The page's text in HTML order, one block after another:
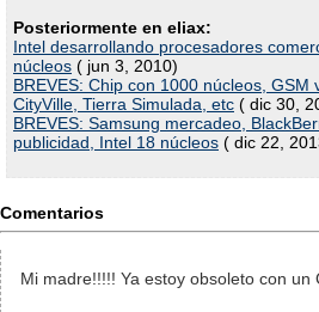
Posteriormente en eliax:
Intel desarrollando procesadores
núcleos ( jun 3, 2010)
BREVES: Chip con 1000 núcleos, GSM
CityVille, Tierra Simulada, etc ( dic 30,
BREVES: Samsung mercadeo,
publicidad, Intel 18 núcleos ( dic 22,
Comentarios
Mi madre!!!!! Ya estoy obsoleto con un